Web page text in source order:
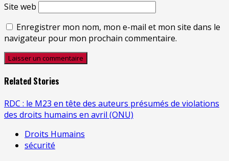
Site web
Enregistrer mon nom, mon e-mail et mon site dans le
navigateur pour mon prochain commentaire.
Related Stories
RDC : le M23 en tête des auteurs présumés de violations
des droits humains en avril (ONU)
Droits Humains
sécurité